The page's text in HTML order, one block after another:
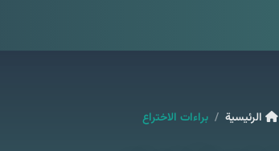
الرئيسية براءات الاختراع